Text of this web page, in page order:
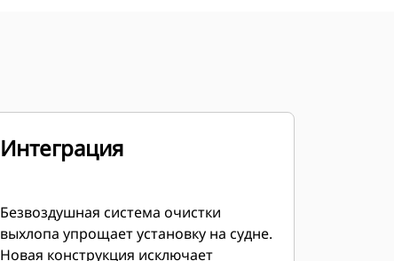
Интеграция
Безвоздушная система очистки
выхлопа упрощает установку на судне.
Новая конструкция исключает